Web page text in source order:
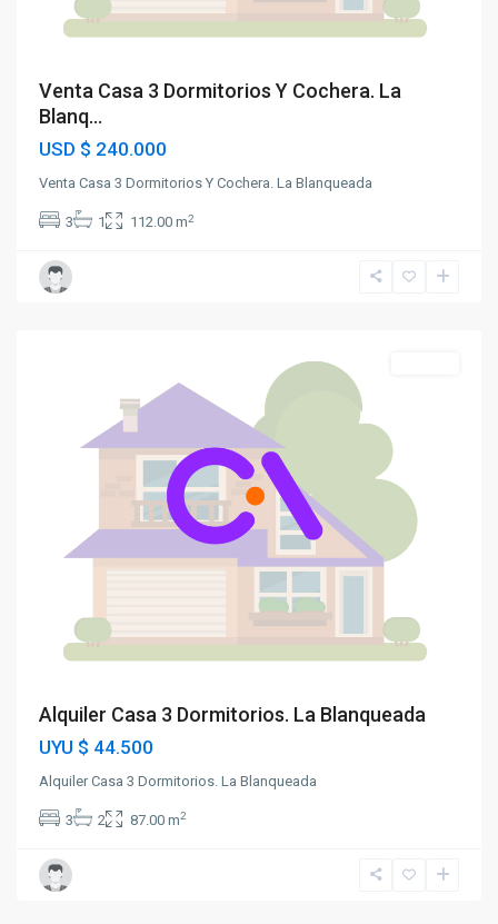
Venta Casa 3 Dormitorios Y Cochera. La
Blanq...
USD $ 240.000
Venta Casa 3 Dormitorios Y Cochera. La Blanqueada
3 1 112.00 m2
La
Alquiler Casa 3 Dormitorios. La Blanqueada
UYU $ 44.500
Alquiler Casa 3 Dormitorios. La Blanqueada
3 2 87.00 m2
La